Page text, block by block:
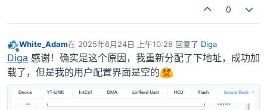
0
离线
White_Adam在 2025年6月24日 上午10:28 回复了 Diga
最后由 编辑
Diga 感谢！确实是这个原因，我重新分配了下地址，成功加
载了，但是我的用户配置界面是空的